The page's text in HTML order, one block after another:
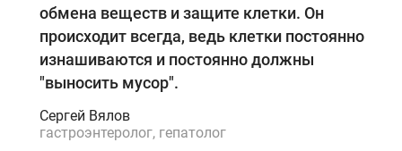
обмена веществ и защите клетки. Он
происходит всегда, ведь клетки постоянно
изнашиваются и постоянно должны
"‎выносить мусор"‎.
Сергей Вялов
гастроэнтеролог, гепатолог